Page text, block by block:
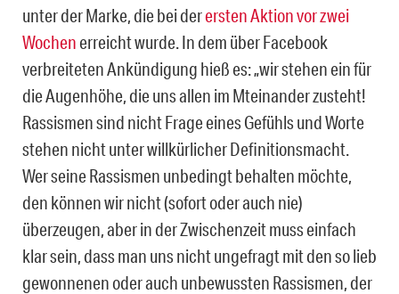
unter der Marke, die bei derersten Aktion vor zwei
Wochenerreicht wurde. In dem über Facebook
verbreiteten Ankündigung hieß es: „wir stehen ein für
die Augenhöhe, die uns allen im Mteinander zusteht!
Rassismen sind nicht Frage eines Gefühls und Worte
stehen nicht unter willkürlicher Definitionsmacht.
Wer seine Rassismen unbedingt behalten möchte,
den können wir nicht (sofort oder auch nie)
überzeugen, aber in der Zwischenzeit muss einfach
klar sein, dass man uns nicht ungefragt mit den so lieb
gewonnenen oder auch unbewussten Rassismen, der